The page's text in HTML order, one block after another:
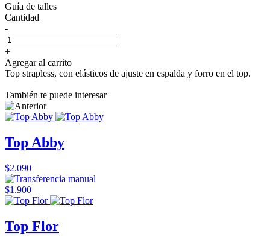
Guía de talles
Cantidad
-
+
Agregar al carrito
Top strapless, con elásticos de ajuste en espalda y forro en el top.
También te puede interesar
Top Abby
$2.090
$1.900
Top Flor